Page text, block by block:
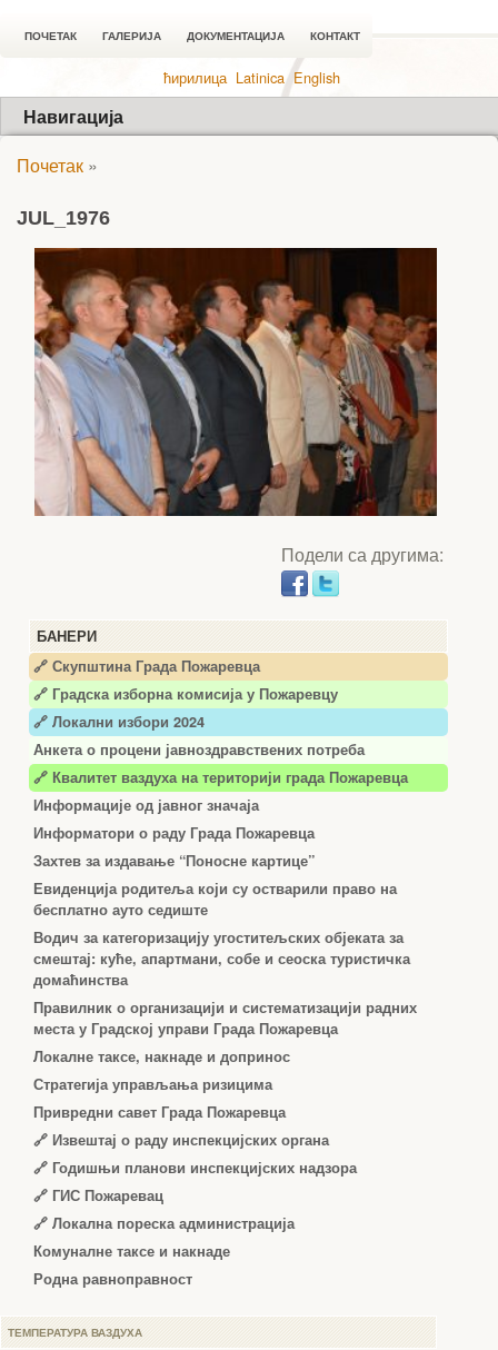
ПОЧЕТАК ГАЛЕРИЈА ДОКУМЕНТАЦИЈА КОНТАКТ
ћирилица Latinica English
Навигација
БАНЕРИ
🔗 Скупштина Града Пожаревца
🔗 Градска изборна комисија у Пожаревцу
🔗 Локални избори 2024
Анкета о процени јавноздравствених потреба
🔗 Квалитет ваздуха на територији града Пожаревца
Информације од јавног значаја
Информатори о раду Града Пожаревца
Захтев за издавање “Поносне картице”
Евиденција родитеља који су остварили право на
бесплатно ауто седиште
Водич за категоризацију угоститељских објеката за
смештај: куће, апартмани, собе и сеоска туристичка
домаћинства
Правилник о организацији и систематизацији радних
места у Градској управи Града Пожаревца
Локалне таксе, накнаде и допринос
Стратегија управљања ризицима
Привредни савет Града Пожаревца
🔗 Извештај о раду инспекцијских органа
🔗 Годишњи планови инспекцијских надзора
🔗 ГИС Пожаревац
🔗 Локална пореска администрација
Комуналне таксе и накнаде
Родна равноправност
Почетак »
JUL_1976
Подели са другима:
ТЕМПЕРАТУРА ВАЗДУХА